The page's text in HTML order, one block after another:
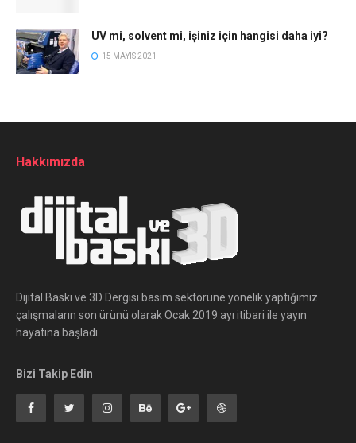
UV mi, solvent mi, işiniz için hangisi daha iyi?
15 MAYIS 2021
Hakkımızda
Dijital Baskı ve 3D Dergisi basım sektörüne yönelik yaptığımız
çalışmaların son ürünü olarak Ocak 2019 ayı itibari ile yayın
hayatına başladı.
Bizi Takip Edin